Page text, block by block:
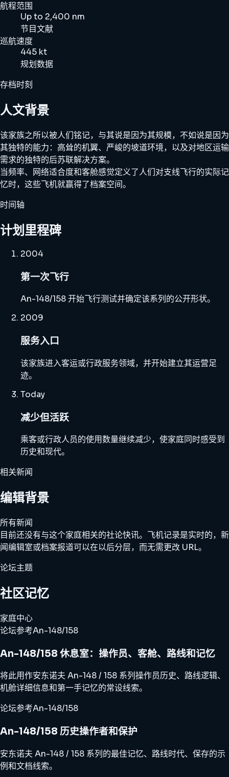
航程范围
Up to 2,400 nm
节目文献
巡航速度
445 kt
规划数据
存档时刻
人文背景
该家族之所以被人们铭记，与其说是因为其规模，不如说是因为
其独特的能力：高耸的机翼、严峻的坡道环境，以及对地区运输
需求的独特的后苏联解决方案。
当频率、网络适合度和客舱感觉定义了人们对支线飞行的实际记
忆时，这些飞机就赢得了档案空间。
时间轴
计划里程碑
2004
第一次飞行
An-148/158 开始飞行测试并确定该系列的公开形状。
2009
服务入口
该家族进入客运或行政服务领域，并开始建立其运营足
迹。
Today
减少但活跃
乘客或行政人员的使用数量继续减少，使家庭同时感受到
历史和现代。
相关新闻
编辑背景
所有新闻
目前还没有与这个家庭相关的社论快讯。飞机记录是实时的，新
闻编辑室或档案报道可以在以后分层，而无需更改 URL。
论坛主题
社区记忆
家庭中心
论坛参考An-148/158
An-148/158 休息室：操作员、客舱、路线和记忆
将此用作安东诺夫 An-148 / 158 系列操作员历史、路线逻辑、
机舱详细信息和第一手记忆的常设线索。
论坛参考An-148/158
An-148/158 历史操作者和保护
安东诺夫 An-148 / 158 系列的最佳记忆、路线时代、保存的示
例和文档线索。